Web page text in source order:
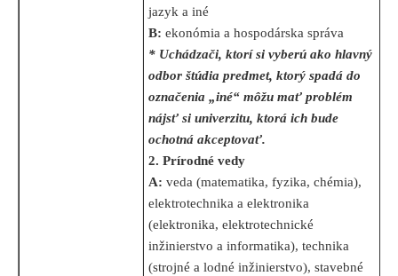
jazyk a iné
B: ekonómia a hospodárska správa
* Uchádzači, ktorí si vyberú ako hlavný
odbor štúdia predmet, ktorý spadá do
označenia „iné“ môžu mať problém
nájsť si univerzitu, ktorá ich bude
ochotná akceptovať.
2. Prírodné vedy
A: veda (matematika, fyzika, chémia),
elektrotechnika a elektronika
(elektronika, elektrotechnické
inžinierstvo a informatika), technika
(strojné a lodné inžinierstvo), stavebné